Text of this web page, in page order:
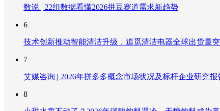
数说 | 22组数据看懂2026拼豆赛道需求新趋势
6
技术创新推动智能清洁升级，追觅清洁电器全球出货量
7
艾媒咨询 | 2026年拼多多概念市场状况及标杆企业研究报
8